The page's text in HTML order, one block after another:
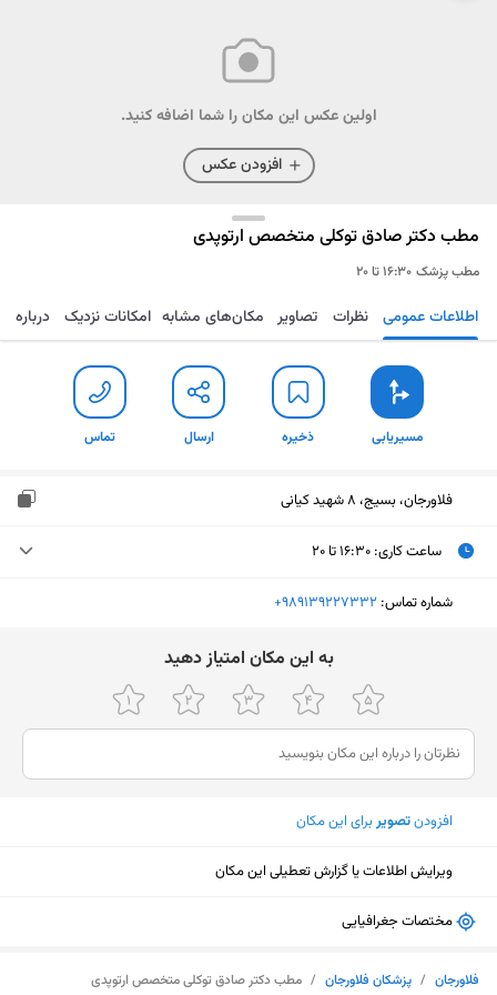
اولین عکس این مکان را شما اضافه کنید.
افزودن عکس
مطب دکتر صادق توکلی متخصص ارتوپدی
مطب پزشک ۱۶:۳۰ تا ۲۰
مسیریابی ذخیره ارسال تماس اطلاعات عمومی نظرات تصاویر مکان‌های مشابه امکانات نزدیک درباره
مسیریابی ذخیره ارسال تماس
فلاورجان، بسیج، 8 شهید کیانی
ساعت کاری: ۱۶:۳۰ تا ۲۰
یکشنبه (امروز)
چهارشنبه
۱۶:۳۰ تا ۲۰
پنجشنبه
ثبت نشده
جمعه
شنبه
شماره تماس: ‎+989139227332
ﺑﻪ اﯾﻦ ﻣﮑﺎن اﻣﺘﯿﺎز دﻫﯿﺪ
افزودنتصویربرای این مکان
ویرایش اطلاعات یا گزارش تعطیلی این مکان
مختصات جغرافیایی
فلاورجان / پزشکان فلاورجان / مطب دکتر صادق توکلی متخصص ارتوپدی